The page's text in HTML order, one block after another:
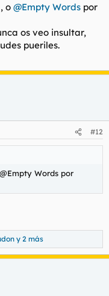
o @Empty Words por
os veo insultar,
pueriles.
#12
Words por
y 2 más